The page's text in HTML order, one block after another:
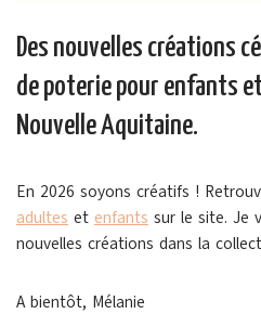
Des nouvelles créations
de poterie pour enfants
Nouvelle Aquitaine.
En 2026 soyons créatifs !
adultes et enfants sur le site. Je
nouvelles créations dans la
A bientôt, Mélanie